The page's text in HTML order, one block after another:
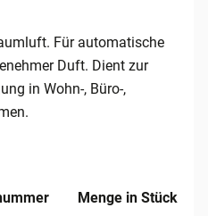
Für automatische
Duft. Dient zur
in Wohn-, Büro-,
Menge in Stück